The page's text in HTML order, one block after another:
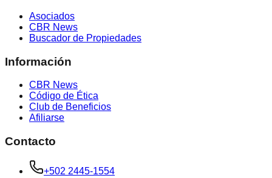
Asociados
CBR News
Buscador de Propiedades
Información
CBR News
Código de Ética
Club de Beneficios
Afiliarse
Contacto
+502 2445-1554